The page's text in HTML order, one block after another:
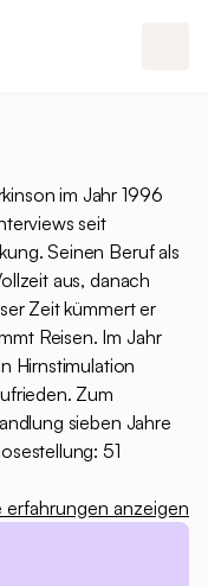
im Jahr 1996
seit
Seinen Beruf als
aus, danach
Zeit kümmert er
Reisen. Im Jahr
Hirnstimulation
Zum
sieben Jahre
51
erfahrungen anzeigen